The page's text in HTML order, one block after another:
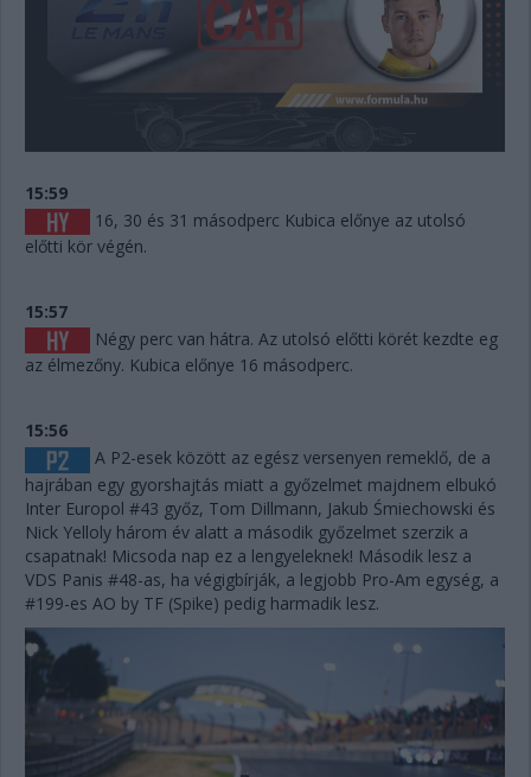
15:59
16, 30 és 31 másodperc Kubica előnye az utolsó
előtti kör végén.
15:57
Négy perc van hátra. Az utolsó előtti körét kezdte eg
az élmezőny. Kubica előnye 16 másodperc.
15:56
A P2-esek között az egész versenyen remeklő, de a
hajrában egy gyorshajtás miatt a győzelmet majdnem elbukó
Inter Europol #43 győz, Tom Dillmann, Jakub Śmiechowski és
Nick Yelloly három év alatt a második győzelmet szerzik a
csapatnak! Micsoda nap ez a lengyeleknek! Második lesz a
VDS Panis #48-as, ha végigbírják, a legjobb Pro-Am egység, a
#199-es AO by TF (Spike) pedig harmadik lesz.